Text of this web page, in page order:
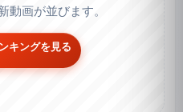
動画が並びます。
キングを見る